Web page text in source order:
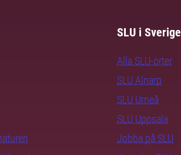
SLU i Sverige
Alla SLU-orter
SLU Alnarp
SLU Umeå
SLU Uppsala
Jobba på SLU